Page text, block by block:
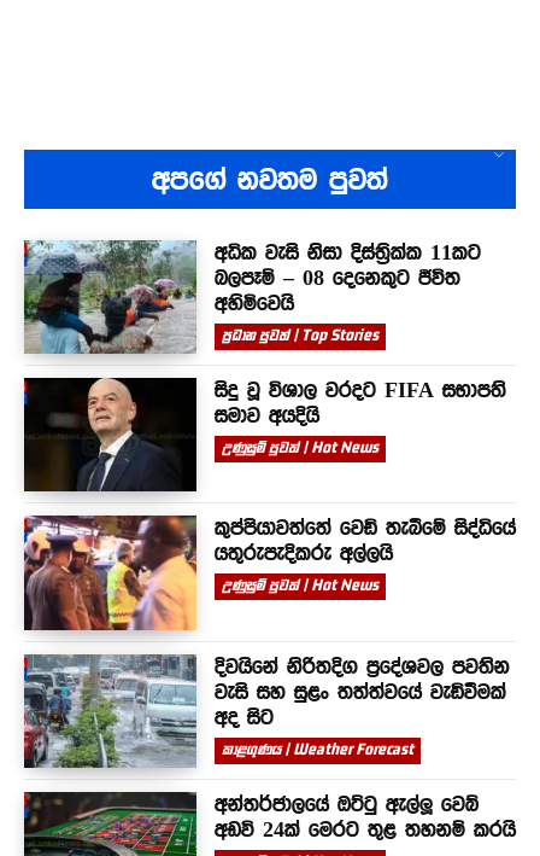
අපගේ නවතම පුවත්
අධික වැසි නිසා දිස්ත්‍රික්ක 11කට
බලපෑම් – 08 දෙනෙකුට ජීවිත
අහිමිවෙයි
ප්‍රධාන පුවත් | Top Stories
සිදු වූ විශාල වරදට FIFA සභාපති
සමාව අයදියි
උණුසුම් පුවත් | Hot News
කුප්පියාවත්තේ වෙඩි තැබීමේ සිද්ධියේ
යතුරුපැදිකරු අල්ලයි
උණුසුම් පුවත් | Hot News
දිවයිනේ නිරිතදිග ප්‍රදේශවල පවතින
වැසි සහ සුළං තත්ත්වයේ වැඩිවීමක්
අද සිට
කාළගුණය | Weather Forecast
අන්තර්ජාලයේ ඔට්ටු ඇල්ලූ වෙබ්
අඩවි 24ක් මෙරට තුළ තහනම් කරයි